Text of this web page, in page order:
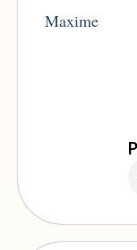
Maxime